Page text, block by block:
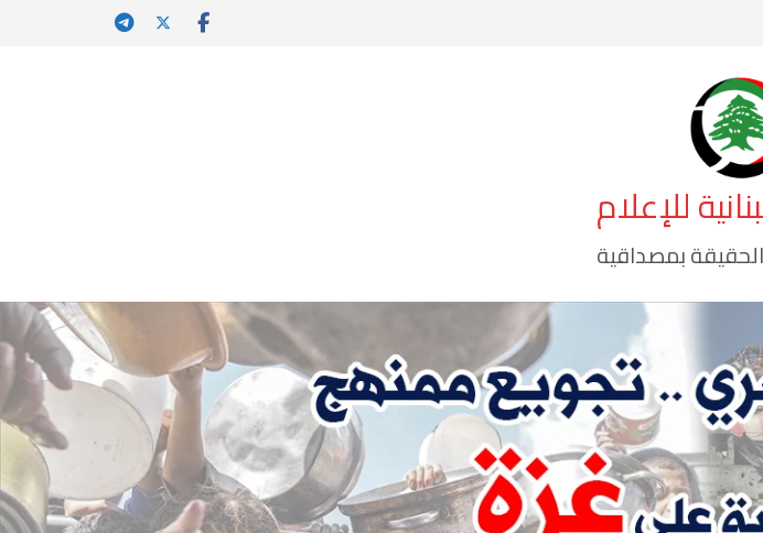
للإعلام
بمصداقية